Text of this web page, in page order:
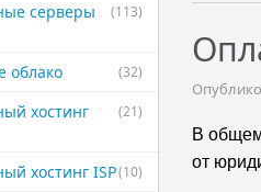
(113)
​серверы
(32)
​облако
(21)
​хостинг
(10)
​хостинг ISP
В
от